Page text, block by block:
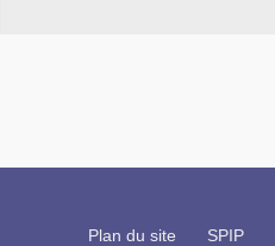
Plan du site SPIP